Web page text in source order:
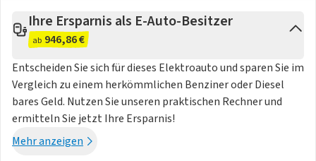
Ihre Ersparnis als E-Auto-Besitzer
ab 946,86 €
Entscheiden Sie sich für dieses Elektroauto und sparen Sie im
Vergleich zu einem herkömmlichen Benziner oder Diesel
bares Geld. Nutzen Sie unseren praktischen Rechner und
ermitteln Sie jetzt Ihre Ersparnis!
Mehr anzeigen